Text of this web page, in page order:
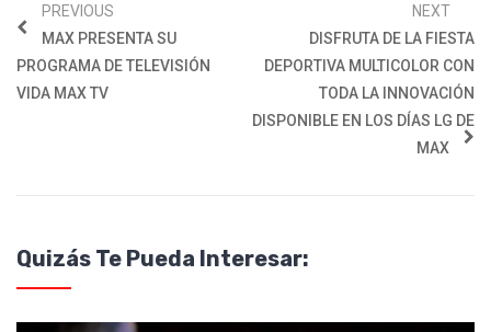
PREVIOUS
MAX PRESENTA SU
PROGRAMA DE TELEVISIÓN
VIDA MAX TV
NEXT
DISFRUTA DE LA FIESTA
DEPORTIVA MULTICOLOR CON
TODA LA INNOVACIÓN
DISPONIBLE EN LOS DÍAS LG DE
MAX
Quizás Te Pueda Interesar: